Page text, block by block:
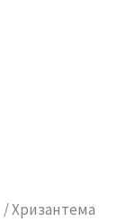
/ Хризантема